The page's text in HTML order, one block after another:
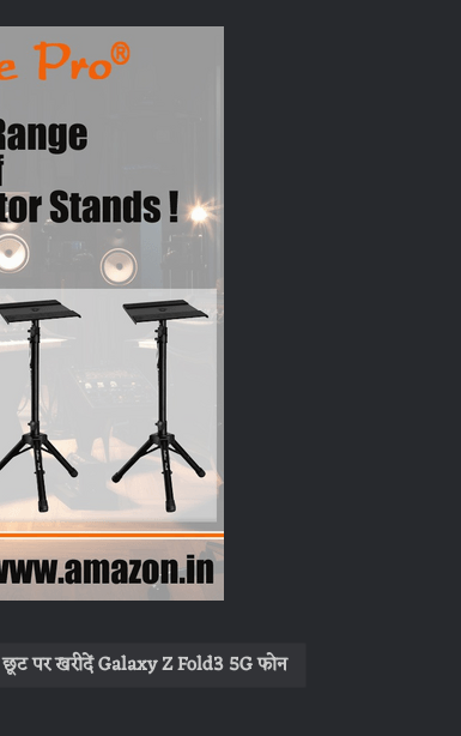
छूट पर खरीदें Galaxy Z Fold3 5G फोन